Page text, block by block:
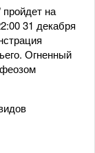
на
31 декабря
Огненный